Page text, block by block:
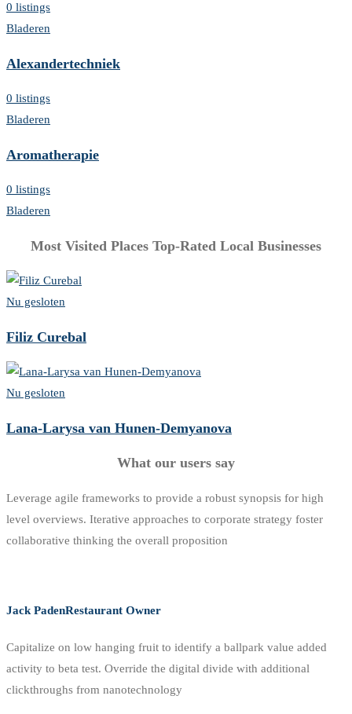
0 listings
Bladeren
Alexandertechniek
0 listings
Bladeren
Aromatherapie
0 listings
Bladeren
Most Visited Places Top-Rated Local Businesses
Nu gesloten
Filiz Curebal
Nu gesloten
Lana-Larysa van Hunen-Demyanova
What our users say
Leverage agile frameworks to provide a robust synopsis for high
level overviews. Iterative approaches to corporate strategy foster
collaborative thinking the overall proposition
Jack PadenRestaurant Owner
Capitalize on low hanging fruit to identify a ballpark value added
activity to beta test. Override the digital divide with additional
clickthroughs from nanotechnology